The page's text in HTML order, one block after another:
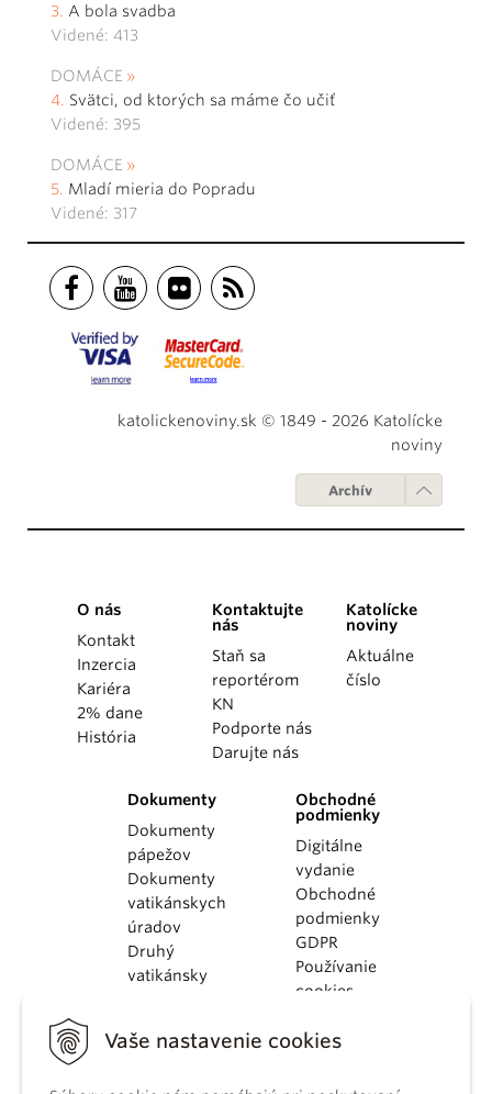
Vaše nastavenie cookies
A bola svadba
Videné: 413
DOMÁCE
Svätci, od ktorých sa máme čo učiť
Videné: 395
DOMÁCE
Mladí mieria do Popradu
Videné: 317
katolickenoviny.sk © 1849 - 2026 Katolícke
noviny
Archív
O nás
Kontakt
Inzercia
Kariéra
2% dane
História
Kontaktujte
nás
Staň sa
reportérom
KN
Podporte nás
Darujte nás
Katolícke
noviny
Aktuálne
číslo
Dokumenty
Dokumenty
pápežov
Dokumenty
vatikánskych
úradov
Druhý
vatikánsky
KBS
Obchodné
podmienky
Digitálne
vydanie
Obchodné
podmienky
GDPR
Používanie
cookies